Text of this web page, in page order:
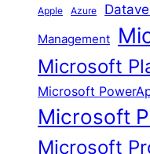
Apple Azure
Management
Microsoft
Microsoft
Microsoft
Microsoft